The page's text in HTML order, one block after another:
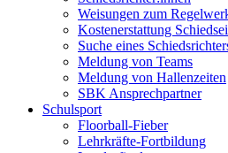
Weisungen zum
Kostenerstattung
Suche eines
Meldung von Teams
Meldung von Hallenzeiten
SBK Ansprechpartner
Schulsport
Floorball-Fieber
Lehrkräfte-Fortbildung